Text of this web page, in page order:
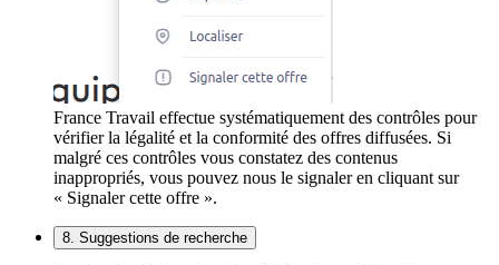
France Travail effectue systématiquement des contrôles pour
vérifier la légalité et la conformité des offres diffusées. Si
malgré ces contrôles vous constatez des contenus
inappropriés, vous pouvez nous le signaler en cliquant sur
« Signaler cette offre ».
8. Suggestions de recherche